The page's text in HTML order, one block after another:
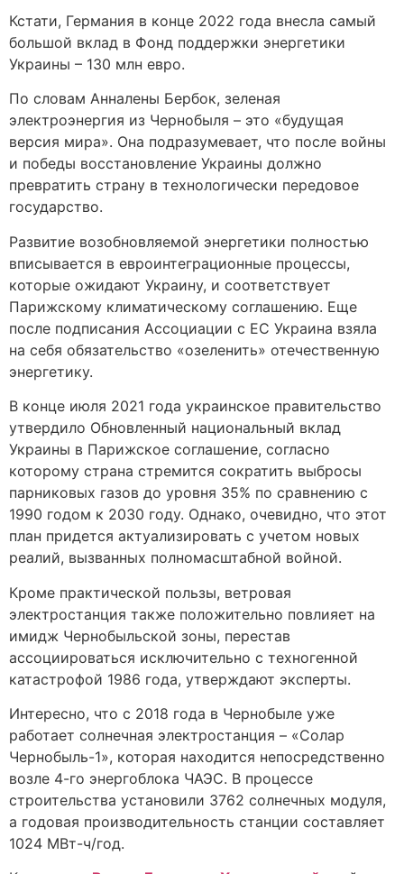
Кстати, Германия в конце 2022 года внесла самый
большой вклад в Фонд поддержки энергетики
Украины – 130 млн евро.
По словам Анналены Бербок, зеленая
электроэнергия из Чернобыля – это «будущая
версия мира». Она подразумевает, что после войны
и победы восстановление Украины должно
превратить страну в технологически передовое
государство.
Развитие возобновляемой энергетики полностью
вписывается в евроинтеграционные процессы,
которые ожидают Украину, и соответствует
Парижскому климатическому соглашению. Еще
после подписания Ассоциации с ЕС Украина взяла
на себя обязательство «озеленить» отечественную
энергетику.
В конце июля 2021 года украинское правительство
утвердило Обновленный национальный вклад
Украины в Парижское соглашение, согласно
которому страна стремится сократить выбросы
парниковых газов до уровня 35% по сравнению с
1990 годом к 2030 году. Однако, очевидно, что этот
план придется актуализировать с учетом новых
реалий, вызванных полномасштабной войной.
Кроме практической пользы, ветровая
электростанция также положительно повлияет на
имидж Чернобыльской зоны, перестав
ассоциироваться исключительно с техногенной
катастрофой 1986 года, утверждают эксперты.
Интересно, что с 2018 года в Чернобыле уже
работает солнечная электростанция – «Солар
Чернобыль-1», которая находится непосредственно
возле 4-го энергоблока ЧАЭС. В процессе
строительства установили 3762 солнечных модуля,
а годовая производительность станции составляет
1024 МВт-ч/год.